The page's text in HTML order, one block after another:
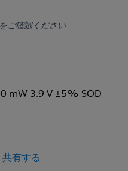
ご確認ください
mW 3.9 V ±5% SOD-
共有する